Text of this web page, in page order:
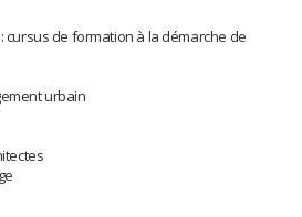
de formation à la démarche de
urbain